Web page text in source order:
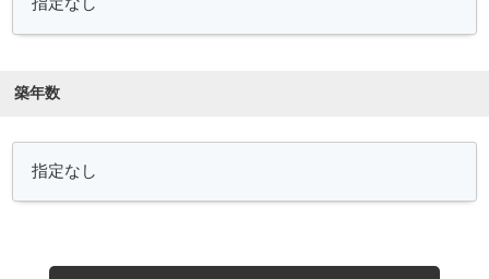
築年数